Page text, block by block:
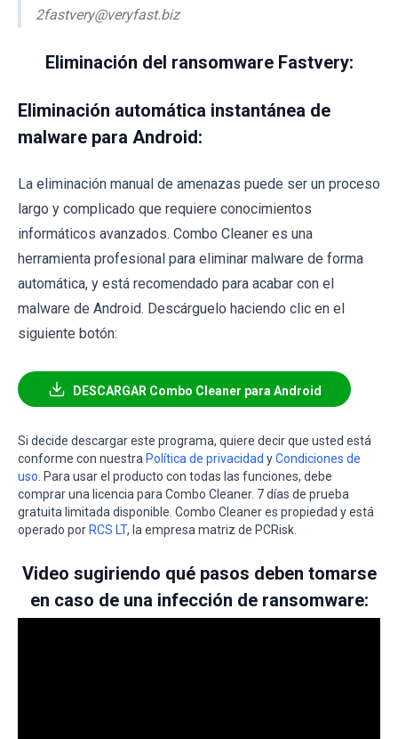
2fastvery@veryfast.biz
Eliminación del ransomware Fastvery:
Eliminación automática instantánea de
malware para Android:
La eliminación manual de amenazas puede ser un proceso
largo y complicado que requiere conocimientos
informáticos avanzados. Combo Cleaner es una
herramienta profesional para eliminar malware de forma
automática, y está recomendado para acabar con el
malware de Android. Descárguelo haciendo clic en el
siguiente botón:
DESCARGAR Combo Cleaner para Android
Si decide descargar este programa, quiere decir que usted está
conforme con nuestra Política de privacidad yCondiciones de
uso. Para usar el producto con todas las funciones, debe
comprar una licencia para Combo Cleaner. 7 días de prueba
gratuita limitada disponible. Combo Cleaner es propiedad y está
operado por RCS LT, la empresa matriz de PCRisk.
Video sugiriendo qué pasos deben tomarse
en caso de una infección de ransomware: